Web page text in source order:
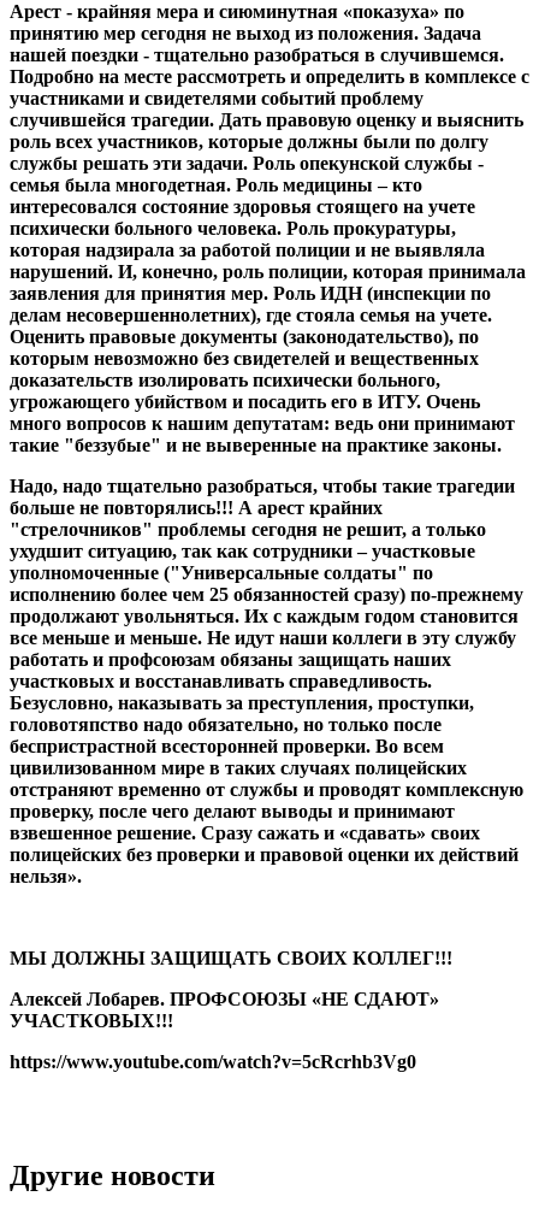
Арест - крайняя мера и сиюминутная «показуха» по
принятию мер сегодня не выход из положения. Задача
нашей поездки - тщательно разобраться в случившемся.
Подробно на месте рассмотреть и определить в комплексе с
участниками и свидетелями событий проблему
случившейся трагедии. Дать правовую оценку и выяснить
роль всех участников, которые должны были по долгу
службы решать эти задачи. Роль опекунской службы -
семья была многодетная. Роль медицины – кто
интересовался состояние здоровья стоящего на учете
психически больного человека. Роль прокуратуры,
которая надзирала за работой полиции и не выявляла
нарушений. И, конечно, роль полиции, которая принимала
заявления для принятия мер. Роль ИДН (инспекции по
делам несовершеннолетних), где стояла семья на учете.
Оценить правовые документы (законодательство), по
которым невозможно без свидетелей и вещественных
доказательств изолировать психически больного,
угрожающего убийством и посадить его в ИТУ. Очень
много вопросов к нашим депутатам: ведь они принимают
такие "беззубые" и не выверенные на практике законы.
Надо, надо тщательно разобраться, чтобы такие трагедии
больше не повторялись!!! А арест крайних
"стрелочников" проблемы сегодня не решит, а только
ухудшит ситуацию, так как сотрудники – участковые
уполномоченные ("Универсальные солдаты" по
исполнению более чем 25 обязанностей сразу) по-прежнему
продолжают увольняться. Их с каждым годом становится
все меньше и меньше. Не идут наши коллеги в эту службу
работать и профсоюзам обязаны защищать наших
участковых и восстанавливать справедливость.
Безусловно, наказывать за преступления, проступки,
головотяпство надо обязательно, но только после
беспристрастной всесторонней проверки. Во всем
цивилизованном мире в таких случаях полицейских
отстраняют временно от службы и проводят комплексную
проверку, после чего делают выводы и принимают
взвешенное решение. Сразу сажать и «сдавать» своих
полицейских без проверки и правовой оценки их действий
нельзя».
МЫ ДОЛЖНЫ ЗАЩИЩАТЬ СВОИХ КОЛЛЕГ!!!
Алексей Лобарев. ПРОФСОЮЗЫ «НЕ СДАЮТ»
УЧАСТКОВЫХ!!!
https://www.youtube.com/watch?v=5cRcrhb3Vg0
Другие новости